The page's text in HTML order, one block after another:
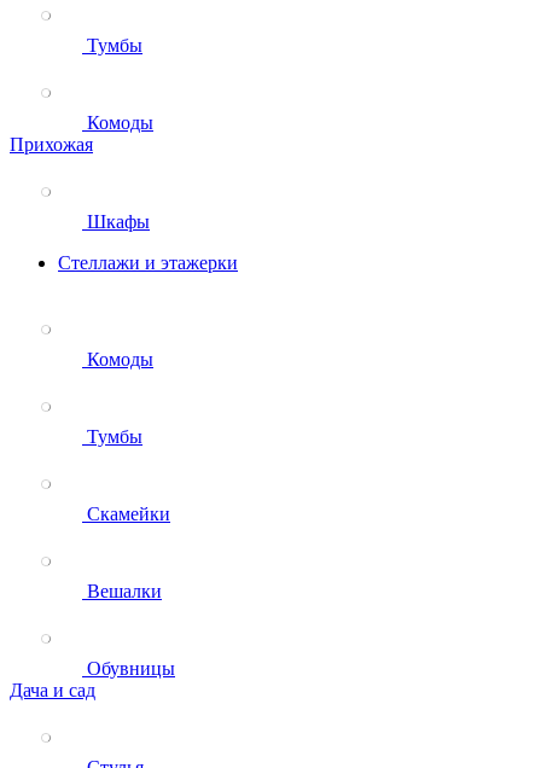
Тумбы
Комоды
Прихожая
Шкафы
Стеллажи и этажерки
Комоды
Тумбы
Скамейки
Вешалки
Обувницы
Дача и сад